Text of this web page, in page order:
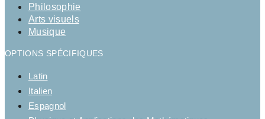
Philosophie
Arts visuels
Musique
OPTIONS SPÉCIFIQUES
Latin
Italien
Espagnol